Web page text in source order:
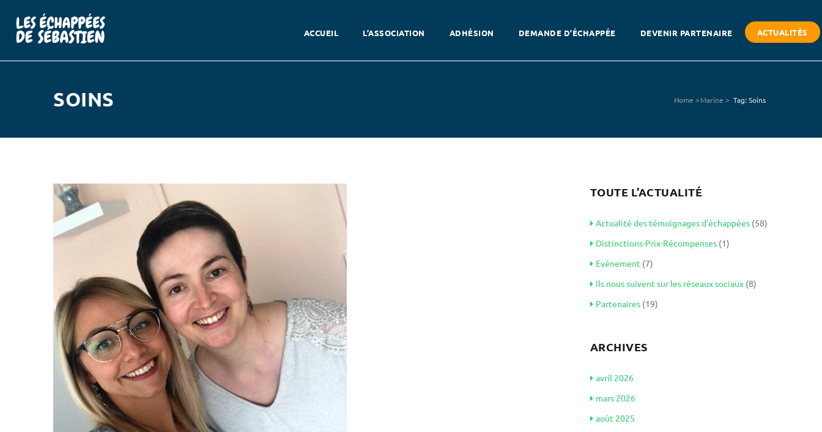
ACCUEIL L’ASSOCIATION ADHÉSION DEMANDE D’ÉCHAPPÉE DEVENIR PARTENAIRE ACTUALITÉS
SOINS Home >Marine > Tag: Soins
TOUTE L’ACTUALITÉ
Actualité des témoignages d’échappées(58)
Distinctions-Prix-Récompenses(1)
Evénement (7)
Ils nous suivent sur les réseaux sociaux(8)
Partenaires(19)
ARCHIVES
avril 2026
mars 2026
août 2025